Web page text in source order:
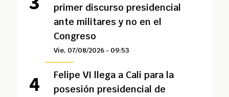
primer discurso presidencial
ante militares y no en el
Congreso
Vie, 07/08/2026 - 09:53
Felipe VI llega a Cali para la
posesión presidencial de